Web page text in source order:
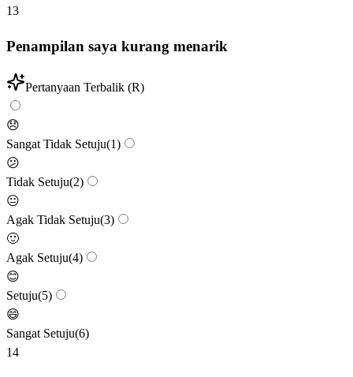
13
Penampilan saya kurang menarik
Pertanyaan Terbalik (R)
😞
Sangat Tidak Setuju(1)
😕
Tidak Setuju(2)
😐
Agak Tidak Setuju(3)
🙂
Agak Setuju(4)
😊
Setuju(5)
😄
Sangat Setuju(6)
14